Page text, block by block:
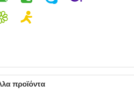
προϊόντα